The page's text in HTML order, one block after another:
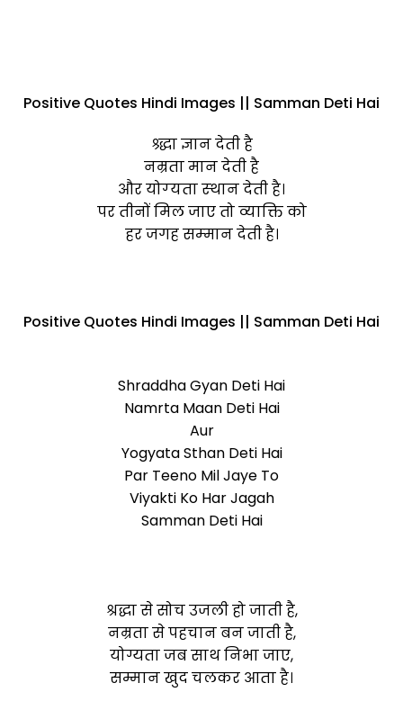
Positive Quotes Hindi Images || Samman Deti Hai
श्र्द्धा ज्ञान देती है
नम्रता मान देती है
और योग्‍यता स्‍थान देती है।
पर तीनों मिल जाए तो व्‍याक्ति को
हर जगह सम्‍मान देती है।
Positive Quotes Hindi Images || Samman Deti Hai
Shraddha Gyan Deti Hai
Namrta Maan Deti Hai
Aur
Yogyata Sthan Deti Hai
Par Teeno Mil Jaye To
Viyakti Ko Har Jagah
Samman Deti Hai
श्रद्धा से सोच उजली हो जाती है,
नम्रता से पहचान बन जाती है,
योग्यता जब साथ निभा जाए,
सम्मान खुद चलकर आता है।